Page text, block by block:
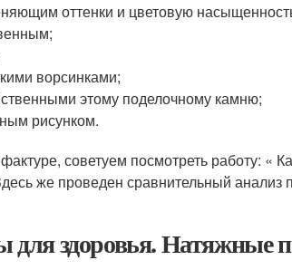
оттенки и цветовую
ворсинками;
этому поделочному камню;
рисунком.
советуем посмотреть работу: «
же проведен сравнительный анализ
здоровья. Натяжные